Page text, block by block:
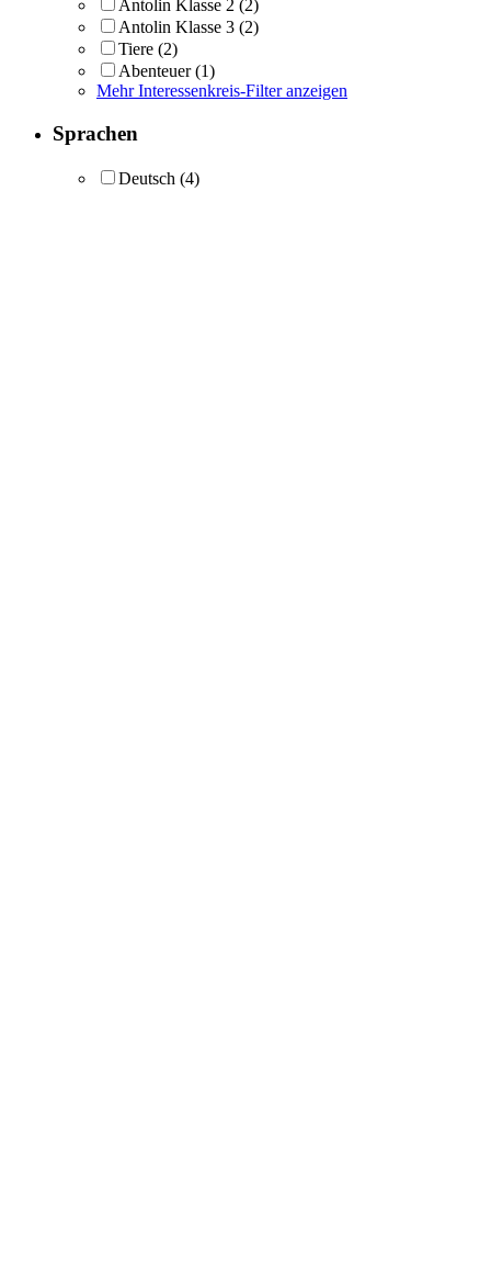
Antolin Klasse 2 (2)
Antolin Klasse 3 (2)
Tiere (2)
Abenteuer (1)
Mehr Interessenkreis-Filter anzeigen
Sprachen
Deutsch (4)